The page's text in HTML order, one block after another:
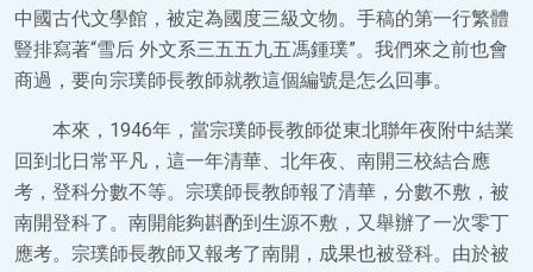
中國古代文學館，被定為國度三級文物。手稿的第一行繁體
豎排寫著“雪后 外文系三五五九五馮鍾璞”。我們來之前也會
商過，要向宗璞師長教師就教這個編號是怎么回事。
本來，1946年，當宗璞師長教師從東北聯年夜附中結業
回到北日常平凡，這一年清華、北年夜、南開三校結合應
考，登科分數不等。宗璞師長教師報了清華，分數不敷，被
南開登科了。南開能夠斟酌到生源不敷，又舉辦了一次零丁
應考。宗璞師長教師又報考了南開，成果也被登科。由於被